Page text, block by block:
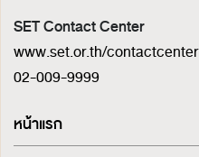
SET Contact Center
www.set.or.th/contactcenter
02-009-9999
หน้าแรก